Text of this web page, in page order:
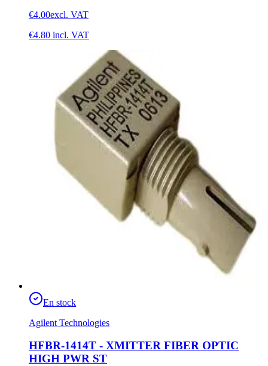
€4.00excl. VAT
€4.80 incl. VAT
En stock
Agilent Technologies
HFBR-1414T - XMITTER FIBER OPTIC
HIGH PWR ST